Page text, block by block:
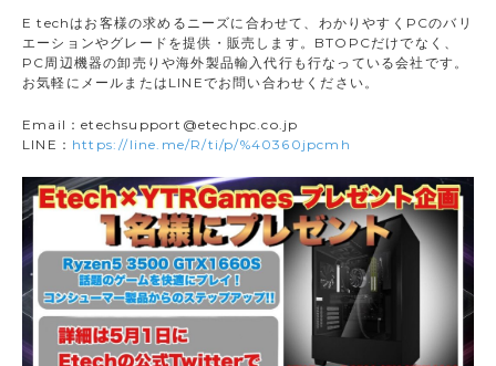
E techはお客様の求めるニーズに合わせて、わかりやすくPCのバリ
エーションやグレードを提供・販売します。BTOPCだけでなく、
PC周辺機器の卸売りや海外製品輸入代行も行なっている会社です。
お気軽にメールまたはLINEでお問い合わせください。
Email：etechsupport@etechpc.co.jp
LINE： https://line.me/R/ti/p/%40360jpcmh